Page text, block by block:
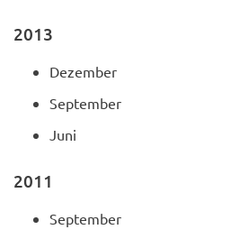
2013
Dezember
September
Juni
2011
September